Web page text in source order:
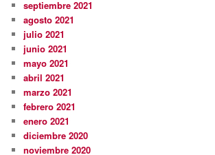
septiembre 2021
agosto 2021
julio 2021
junio 2021
mayo 2021
abril 2021
marzo 2021
febrero 2021
enero 2021
diciembre 2020
noviembre 2020